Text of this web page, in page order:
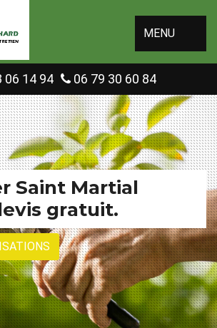
MENU
06 14 94 06 79 30 60 84
Saint Martial
gratuit.